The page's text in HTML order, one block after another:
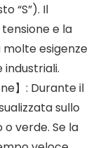
“S”). Il
e la
molte esigenze
】: Durante il
sullo
verde. Se la